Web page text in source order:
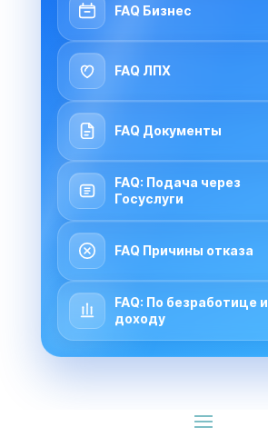
FAQ Бизнес
FAQ ЛПХ
FAQ Документы
FAQ: Подача через
Госуслуги
FAQ Причины отказа
FAQ: По безработице и
доходу